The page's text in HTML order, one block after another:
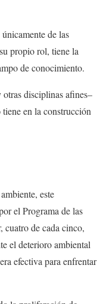
de las
propio rol, tiene la
de conocimiento.
disciplinas afines–
en la construcción
este
el Programa de las
cuatro de cada cinco,
el deterioro ambiental
efectiva para enfrentar